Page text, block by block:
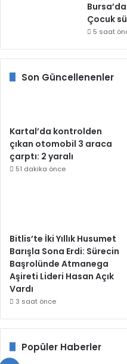
Çocuk
5 saat
Son Güncellenenler
Kartal’da kontrolden
çıkan otomobil 3 araca
çarptı: 2 yaralı
51 dakika önce
Bitlis’te İki Yıllık Husumet
Barışla Sona Erdi: Sürecin
Başrolünde Atmanega
Aşireti Lideri Hasan Açık
Vardı
3 saat önce
Popüler Haberler